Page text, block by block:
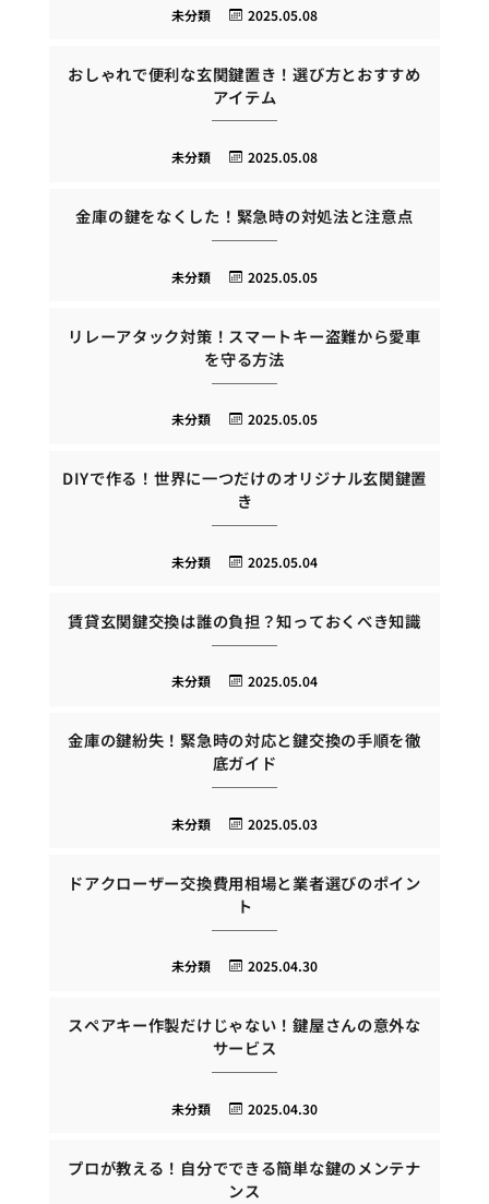
2025.05.08
未分類
おしゃれで便利な玄関鍵置き！選び方とおすすめ
アイテム
2025.05.08
未分類
金庫の鍵をなくした！緊急時の対処法と注意点
2025.05.05
未分類
リレーアタック対策！スマートキー盗難から愛車
を守る方法
2025.05.05
未分類
DIYで作る！世界に一つだけのオリジナル玄関鍵置
き
2025.05.04
未分類
賃貸玄関鍵交換は誰の負担？知っておくべき知識
2025.05.04
未分類
金庫の鍵紛失！緊急時の対応と鍵交換の手順を徹
底ガイド
2025.05.03
未分類
ドアクローザー交換費用相場と業者選びのポイン
ト
2025.04.30
未分類
スペアキー作製だけじゃない！鍵屋さんの意外な
サービス
2025.04.30
未分類
プロが教える！自分でできる簡単な鍵のメンテナ
ンス